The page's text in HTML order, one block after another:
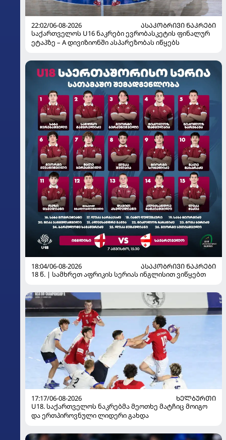
22:02/06-08-2026
ᲐᲡᲐᲙᲝᲑᲠᲘᲕᲘ ᲜᲐᲙᲠᲔᲑᲘ
საქართველოს U16 ნაკრები ევრობასკეტის ფინალურ
ეტაპზე – A დივიზიონში ასპარეზობას იწყებს
18:04/06-08-2026
ᲐᲡᲐᲙᲝᲑᲠᲘᲕᲘ ᲜᲐᲙᲠᲔᲑᲘ
18 წ. | სამხრეთ აფრიკის სერიას ინგლისით ვიწყებთ
17:17/06-08-2026
ᲮᲔᲚᲑᲣᲠᲗᲘ
U18. საქართველოს ნაკრებმა მეოთხე მატჩიც მოიგო
და ერთპიროვნული ლიდერი გახდა